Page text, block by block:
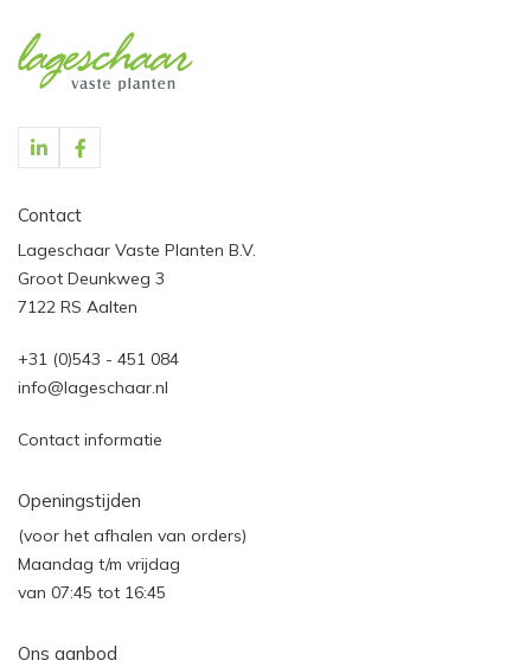
Contact
Lageschaar Vaste Planten B.V.
Groot Deunkweg 3
7122 RS Aalten
+31 (0)543 - 451 084
info@lageschaar.nl
Contact informatie
Openingstijden
(voor het afhalen van orders)
Maandag t/m vrijdag
van 07:45 tot 16:45
Ons aanbod